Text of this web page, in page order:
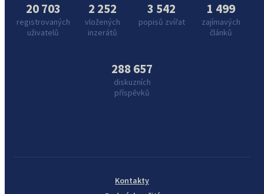
20 703
registrovaných
uživatelů
2 252
vložených
inzerátů
3 542
popisů zvířat
1 499
zajímavých
článků
288 657
diskuzních
příspěvků
Kontakty